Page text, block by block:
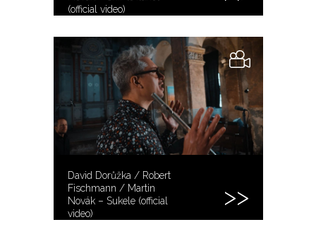
(official video)
David Dorůžka / Robert
Fischmann / Martin
Novák – Sukele (official
video)